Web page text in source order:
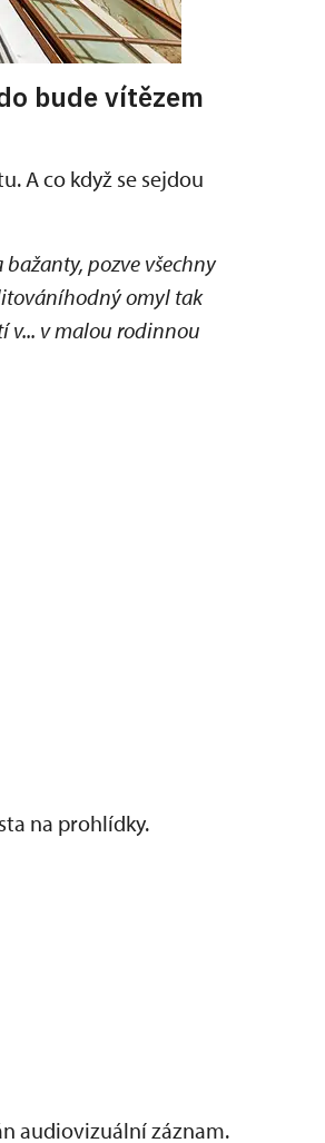
bude vítězem
A co když se sejdou
pozve všechny
omyl tak
v... v malou rodinnou
na prohlídky.
audiovizuální záznam.